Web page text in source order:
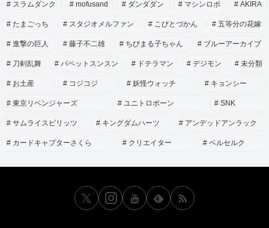
スラムダンク mofusand ダンダダン マシンロボ AKIRA
たまごっち スタジオメルファン こびとづかん 五等分の花嫁
進撃の巨人 藤子不二雄 ちびまる子ちゃん ブルーアーカイブ
刀剣乱舞 パペットスンスン ドテラマン デジモン 未分類
お土産 コジコジ 妖怪ウォッチ キョンシー
東京リベンジャーズ ユニトロボーン SNK
サムライスピリッツ キングダムハーツ アンデッドアンラック
カードキャプターさくら クリエイター ベルセルク